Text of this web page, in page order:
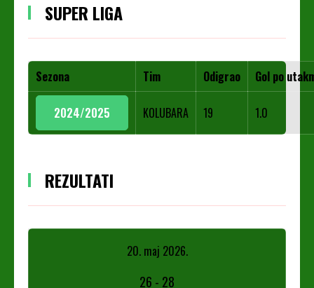
SUPER LIGA
Sezona Tim Odigrao Gol po
2024/2025 KOLUBARA 19 1.0
REZULTATI
20. maj 2026.
26 - 28